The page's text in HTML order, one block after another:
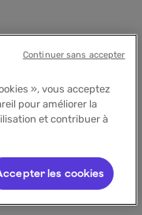
», vous acceptez
pour améliorer la
et contribuer à
les cookies
Continuer sans accepter